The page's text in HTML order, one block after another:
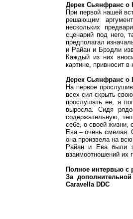
Дерек Сьянфранс о
При первой нашей
решающим
нескольких
сценарий под него,
предполагал
и Райан и Брэдли
Каждый из них
картине, привносит
Дерек Сьянфранс о
На первое
всех сил скрыть
прослушать ее, я
выросла. Сидя
содержательную,
себе, о своей жизни,
Ева – очень смелая.
она произвела на
Райан и Ева были
взаимоотношений их
Полное интервью с
За
Caravella DDC